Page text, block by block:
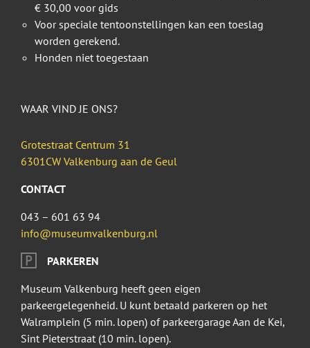
€ 30,00 voor gids
Voor speciale tentoonstellingen kan een toeslag
worden gerekend.
Honden niet toegestaan
WAAR VIND JE ONS?
Grotestraat Centrum 31
6301CW Valkenburg aan de Geul
CONTACT
043 – 601 63 94
info@museumvalkenburg.nl
PARKEREN
Museum Valkenburg heeft geen eigen
parkeergelegenheid. U kunt betaald parkeren op het
Walramplein (5 min. lopen) of parkeergarage Aan de Kei,
Sint Pieterstraat (10 min. lopen).